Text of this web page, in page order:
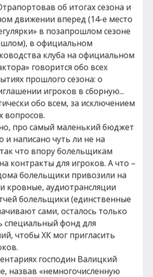
об итогах сезона и
движении вперед (14-е место
в позапрошлом сезоне
в официальном
клуба на официальном
говорится обо всех
прошлого сезона: о
игроков в сборную...
обо всем, за исключением
вопросов.
про самый маленький бюджет
и написано чуть ли не на
что впору болельщикам
контракты для игроков. А что –
болельщики привозили на
кровные, аудиотрансляции
болельщики (единственные
сами, осталось только
специальный фонд для
чтобы ХК мог пригласить
господин Валицкий
назвав «немногочисленную